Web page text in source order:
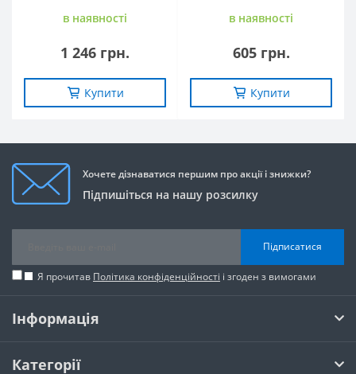
в наявностi
1 246 грн.
Купити
в наявностi
605 грн.
Купити
Хочете дізнаватися першим про акції і знижки?
Підпишіться на нашу розсилку
Підписатися
Я прочитав Політика конфіденційності і згоден з вимогами
Інформація
Категорії